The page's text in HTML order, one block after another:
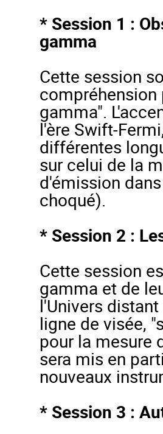
* Session 1 :
gamma
Cette session
compréhension
gamma".
l'ère Swift-
différentes
sur celui de la
d'émission
choqué).
* Session 2 :
Cette session
gamma et de
l'Univers
ligne de visée,
pour la mesure
sera mis en
nouveaux
* Session 3 :